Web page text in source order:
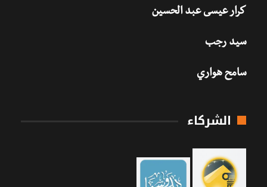
كرار عيسى عبد الحسين
سيد رجب
سامح هواري
الشركاء